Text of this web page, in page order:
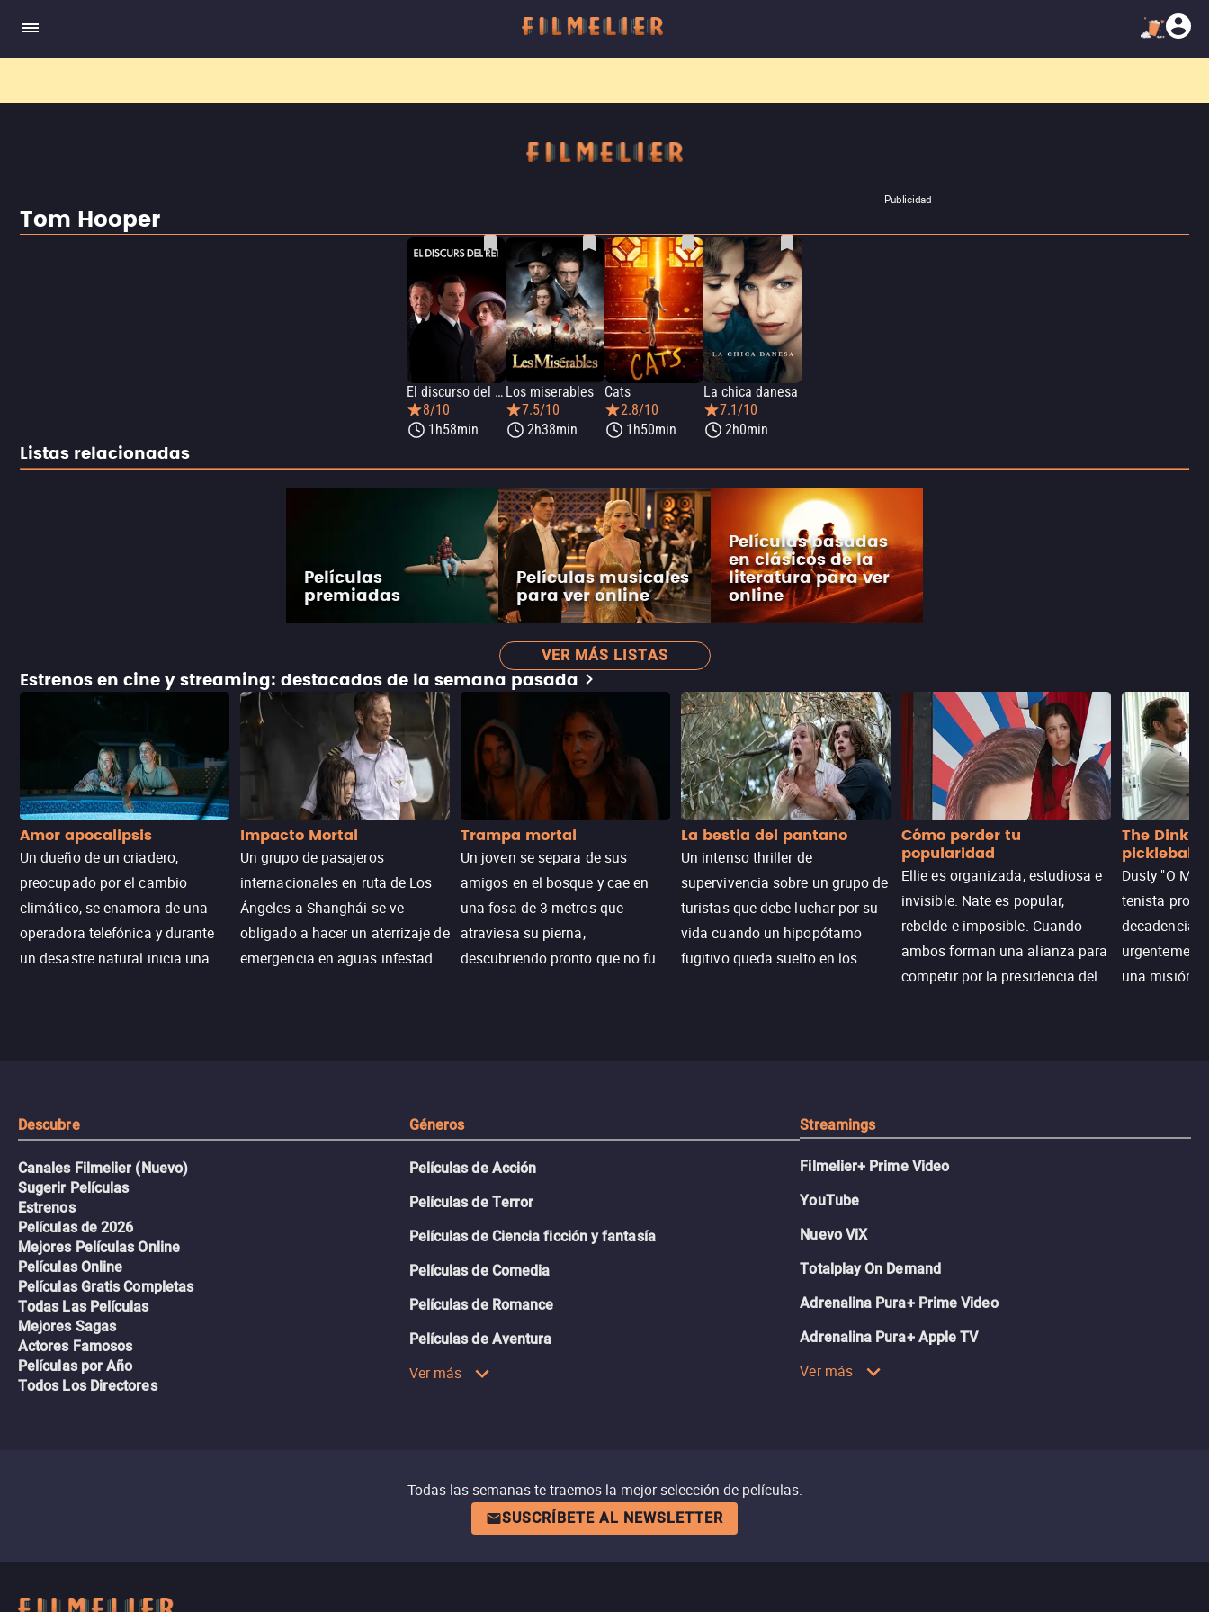
Publicidad
Tom Hooper
El discurso del rey
8/10
1h58min
Los miserables
7.5/10
2h38min
Cats
2.8/10
1h50min
La chica danesa
7.1/10
2h0min
Listas relacionadas
Películas
premiadas
Películas musicales
para ver online
Películas basadas
en clásicos de la
literatura para ver
online
VER MÁS LISTAS
Estrenos en cine y streaming: destacados de la semana pasada
Amor apocalipsis
Un dueño de un criadero,
preocupado por el cambio
climático, se enamora de una
operadora telefónica y durante
un desastre natural inicia una
Impacto Mortal
Un grupo de pasajeros
internacionales en ruta de Los
Ángeles a Shanghái se ve
obligado a hacer un aterrizaje de
emergencia en aguas infestadas
Trampa mortal
Un joven se separa de sus
amigos en el bosque y cae en
una fosa de 3 metros que
atraviesa su pierna,
descubriendo pronto que no fue
La bestia del pantano
Un intenso thriller de
supervivencia sobre un grupo de
turistas que debe luchar por su
vida cuando un hipopótamo
fugitivo queda suelto en los
Cómo perder tu
popularidad
Ellie es organizada, estudiosa e
invisible. Nate es popular,
rebelde e imposible. Cuando
ambos forman una alianza para
competir por la presidencia del
The Dink:
pickleball
Dusty "O
tenista
decadencia,
una misión
Descubre
Canales Filmelier (Nuevo)
Sugerir Películas
Estrenos
Películas de 2026
Mejores Películas Online
Películas Online
Películas Gratis Completas
Todas Las Películas
Mejores Sagas
Actores Famosos
Películas por Año
Todos Los Directores
Géneros
Películas de Acción
Películas de Terror
Películas de Ciencia ficción y fantasía
Películas de Comedia
Películas de Romance
Películas de Aventura
Ver más
Streamings
Filmelier+ Prime Video
YouTube
Nuevo ViX
Totalplay On Demand
Adrenalina Pura+ Prime Video
Adrenalina Pura+ Apple TV
Ver más
Todas las semanas te traemos la mejor selección de películas.
SUSCRÍBETE AL NEWSLETTER